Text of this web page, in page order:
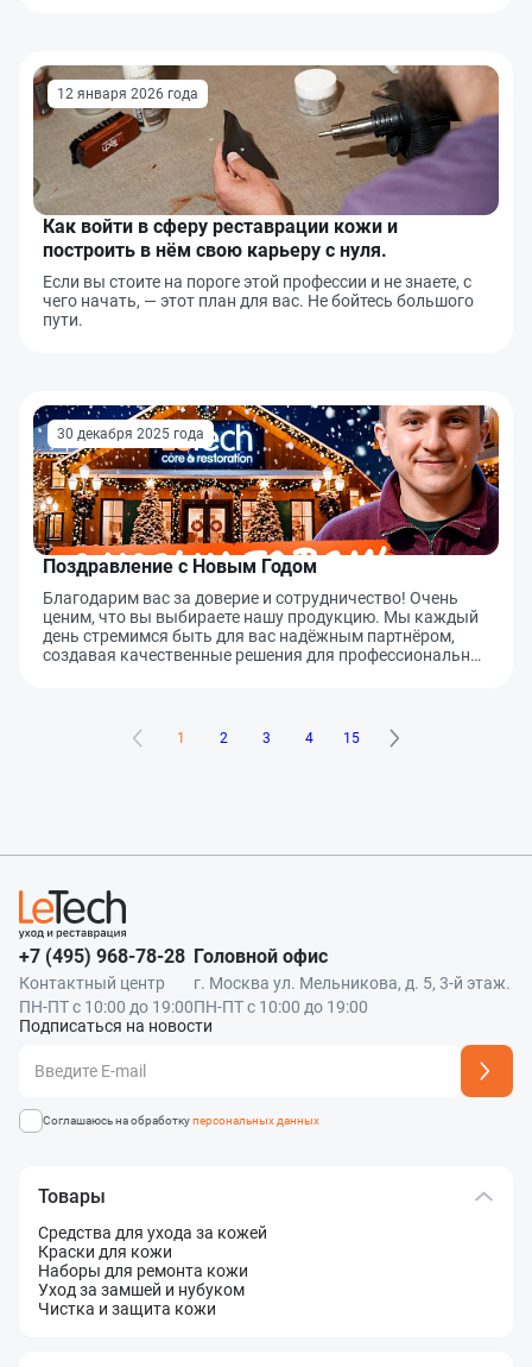
12 января 2026 года
Как войти в сферу реставрации кожи и
построить в нём свою карьеру с нуля.
Если вы стоите на пороге этой профессии и не знаете, с
чего начать, — этот план для вас. Не бойтесь большого
пути.
30 декабря 2025 года
Поздравление с Новым Годом
Благодарим вас за доверие и сотрудничество! Очень
ценим, что вы выбираете нашу продукцию. Мы каждый
день стремимся быть для вас надёжным партнёром,
создавая качественные решения для профессиональн…
1 2 3 4 15
+7 (495) 968-78-28
Контактный центр
ПН-ПТ с 10:00 до 19:00
Головной офис
г. Москва ул. Мельникова, д. 5, 3-й этаж.
ПН-ПТ с 10:00 до 19:00
Подписаться на новости
Адрес подписки успешно добавлен
Соглашаюсь на обработкуперсональных данных
Товары
Средства для ухода за кожей
Краски для кожи
Наборы для ремонта кожи
Уход за замшей и нубуком
Чистка и защита кожи